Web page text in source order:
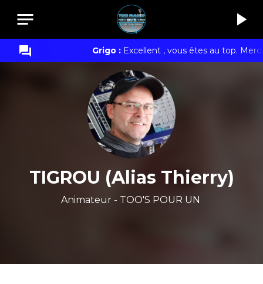
notes play_arrow
question_answer Grigo : Excellent , vous êtes au top.
TIGROU (Alias Thierry)
Animateur - TOO'S POUR UN